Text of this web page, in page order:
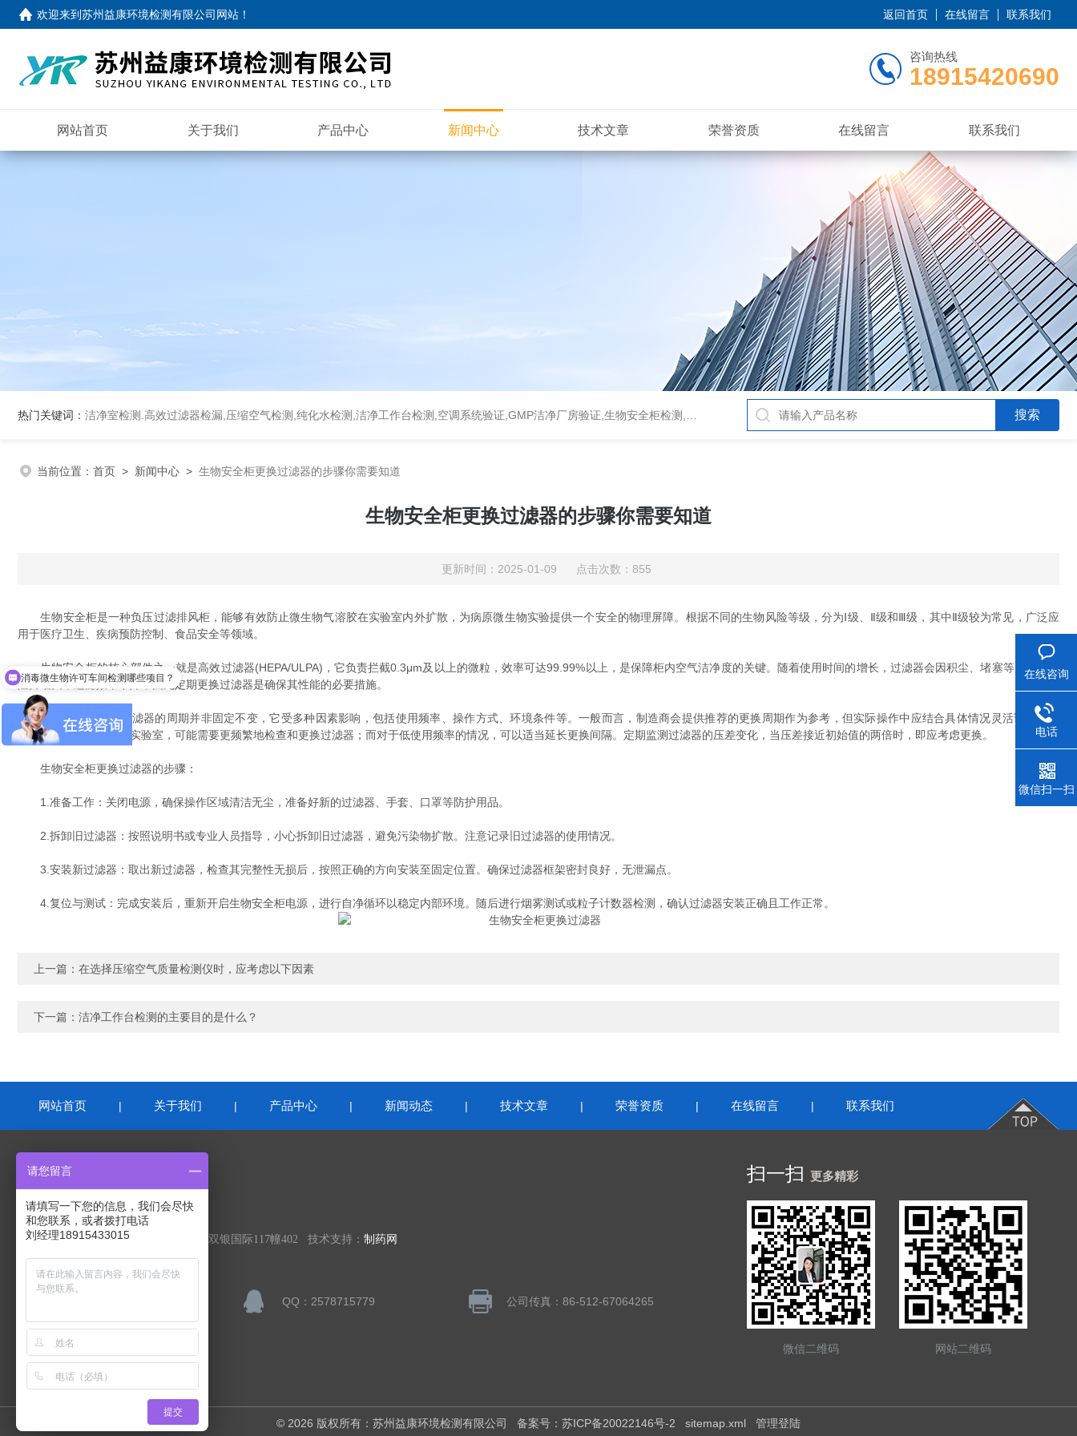
欢迎来到苏州益康环境检测有限公司网站 ！ 返回首页 在线留言 联系我们
咨询热线
18915420690
网站首页 关于我们 产品中心 新闻中心 技术文章 荣誉资质 在线留言 联系我们
热门关键词： 洁净室检测.高效过滤器检漏,压缩空气检测,纯化水检测,洁净工作台检测,空调系统验证,GMP洁净厂房验证,生物安全柜检测,洁净度检测,洁净室验收检测,GMP验证方案编写执行
当前位置： 首页 > 新闻中心 > 生物安全柜更换过滤器的步骤你需要知道
生物安全柜更换过滤器的步骤你需要知道
更新时间：2025-01-09 点击次数：855
生物安全柜是一种负压过滤排风柜，能够有效防止微生物气溶胶在实验室内外扩散，为病原微生物实验提供一个安全的物理屏障。根据不同的生物风险等级，分为Ⅰ级、Ⅱ级和Ⅲ级，其中Ⅱ级较为常见，广泛应
用于医疗卫生、疾病预防控制、食品安全等领域。
生物安全柜的核心部件之一就是高效过滤器(HEPA/ULPA)，它负责拦截0.3μm及以上的微粒，效率可达99.99%以上，是保障柜内空气洁净度的关键。随着使用时间的增长，过滤器会因积尘、堵塞等原因导致
阻力增大，过滤效率下降，因此定期更换过滤器是确保其性能的必要措施。
生物安全柜更换过滤器的周期并非固定不变，它受多种因素影响，包括使用频率、操作方式、环境条件等。一般而言，制造商会提供推荐的更换周期作为参考，但实际操作中应结合具体情况灵活调整。例
如，对于高负荷运转的实验室，可能需要更频繁地检查和更换过滤器；而对于低使用频率的情况，可以适当延长更换间隔。定期监测过滤器的压差变化，当压差接近初始值的两倍时，即应考虑更换。
生物安全柜更换过滤器的步骤：
1.准备工作：关闭电源，确保操作区域清洁无尘，准备好新的过滤器、手套、口罩等防护用品。
2.拆卸旧过滤器：按照说明书或专业人员指导，小心拆卸旧过滤器，避免污染物扩散。注意记录旧过滤器的使用情况。
3.安装新过滤器：取出新过滤器，检查其完整性无损后，按照正确的方向安装至固定位置。确保过滤器框架密封良好，无泄漏点。
4.复位与测试：完成安装后，重新开启生物安全柜电源，进行自净循环以稳定内部环境。随后进行烟雾测试或粒子计数器检测，确认过滤器安装正确且工作正常。
上一篇： 在选择压缩空气质量检测仪时，应考虑以下因素
下一篇： 洁净工作台检测的主要目的是什么？
网站首页 | 关于我们 | 产品中心 | 新闻动态 | 技术文章 | 荣誉资质 | 在线留言 | 联系我们
联系我们
苏州益康环境检测有限公司
公司地址：苏州吴中区东方大道1388号双银国际117幢402 技术支持： 制药网
QQ：2578715779 公司传真：86-512-67064265
邮箱：changliu006@126.com
扫一扫 更多精彩
微信二维码 网站二维码
© 2026 版权所有：苏州益康环境检测有限公司 备案号：苏ICP备20022146号-2 sitemap.xml 管理登陆
在线咨询
电话
微信扫一扫
消毒微生物许可车间检测哪些项目？
请您留言
请填写一下您的信息，我们会尽快
和您联系，或者拨打电话
刘经理18915433015
提交